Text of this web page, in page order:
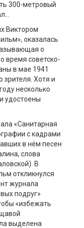
300-метровый
Виктором
оказалась
о
время советско-
в мае 1941
зрителя. Хотя и
несколько
удостоены
«Санитарная
с кадрами
в нём песен
слова
В
откликнулся
журнала
подруг»
«избежать
выделена